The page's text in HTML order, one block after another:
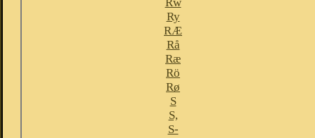
Ry
RÆ
Rå
Ræ
Rö
Rø
S
S,
S-